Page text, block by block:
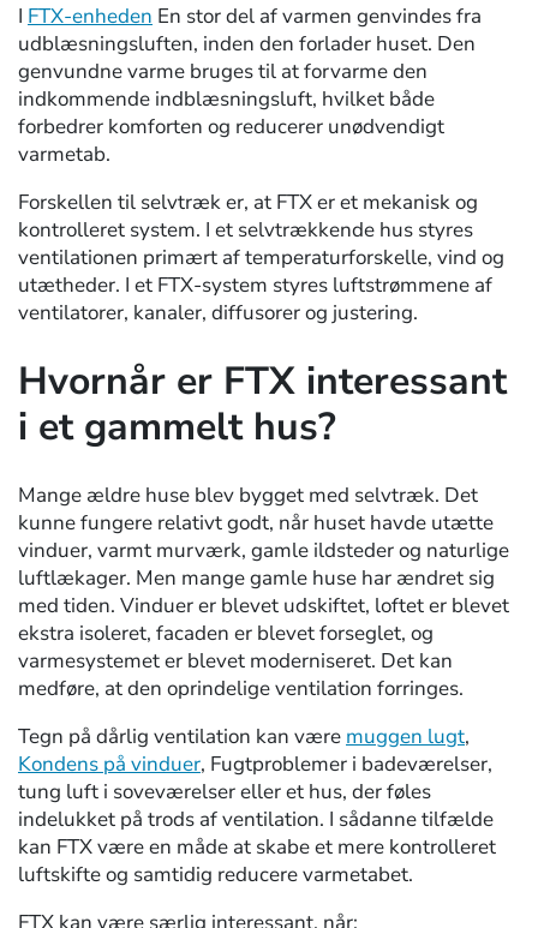
I FTX-enheden En stor del af varmen genvindes fra
udblæsningsluften, inden den forlader huset. Den
genvundne varme bruges til at forvarme den
indkommende indblæsningsluft, hvilket både
forbedrer komforten og reducerer unødvendigt
varmetab.
Forskellen til selvtræk er, at FTX er et mekanisk og
kontrolleret system. I et selvtrækkende hus styres
ventilationen primært af temperaturforskelle, vind og
utætheder. I et FTX-system styres luftstrømmene af
ventilatorer, kanaler, diffusorer og justering.
Hvornår er FTX interessant
i et gammelt hus?
Mange ældre huse blev bygget med selvtræk. Det
kunne fungere relativt godt, når huset havde utætte
vinduer, varmt murværk, gamle ildsteder og naturlige
luftlækager. Men mange gamle huse har ændret sig
med tiden. Vinduer er blevet udskiftet, loftet er blevet
ekstra isoleret, facaden er blevet forseglet, og
varmesystemet er blevet moderniseret. Det kan
medføre, at den oprindelige ventilation forringes.
Tegn på dårlig ventilation kan være muggen lugt,
Kondens på vinduer, Fugtproblemer i badeværelser,
tung luft i soveværelser eller et hus, der føles
indelukket på trods af ventilation. I sådanne tilfælde
kan FTX være en måde at skabe et mere kontrolleret
luftskifte og samtidig reducere varmetabet.